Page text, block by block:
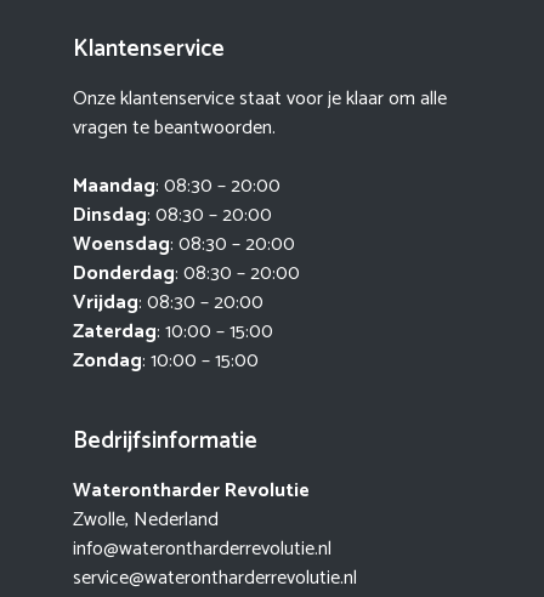
Klantenservice
Onze klantenservice staat voor je klaar om alle
vragen te beantwoorden.
Maandag: 08:30 – 20:00
Dinsdag: 08:30 – 20:00
Woensdag: 08:30 – 20:00
Donderdag: 08:30 – 20:00
Vrijdag: 08:30 – 20:00
Zaterdag: 10:00 – 15:00
Zondag: 10:00 – 15:00
Bedrijfsinformatie
Waterontharder Revolutie
Zwolle, Nederland
info@waterontharderrevolutie.nl
service@waterontharderrevolutie.nl